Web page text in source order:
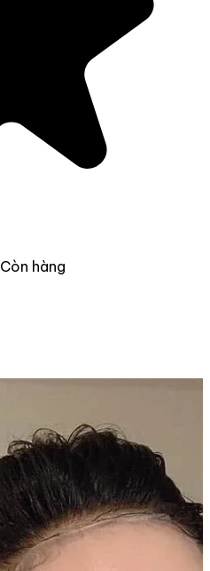
Còn hàng